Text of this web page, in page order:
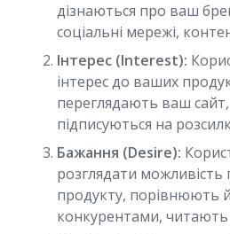
дізнаються про ваш
соціальні мережі,
Інтерес (Interest):
інтерес до ваших
переглядають ваш
підписуються на
Бажання (Desire):
розглядати
продукту, порівнюють
конкурентами, читають